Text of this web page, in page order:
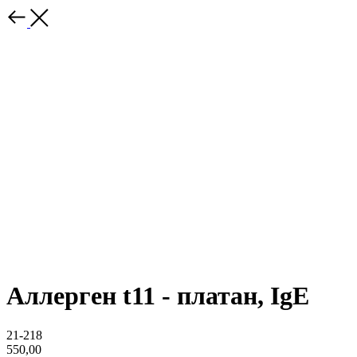
Аллерген t11 - платан, IgE
21-218
550,00